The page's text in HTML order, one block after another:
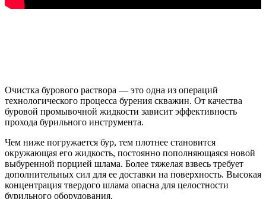
Очистка бурового раствора — это одна из операций
технологического процесса бурения скважин. От качества
буровой промывочной жидкости зависит эффективность
прохода бурильного инструмента.
Чем ниже погружается бур, тем плотнее становится
окружающая его жидкость, постоянно пополняющаяся новой
выбуренной порцией шлама. Более тяжелая взвесь требует
дополнительных сил для ее доставки на поверхность. Высокая
концентрация твердого шлама опасна для целостности
бурильного оборудования.